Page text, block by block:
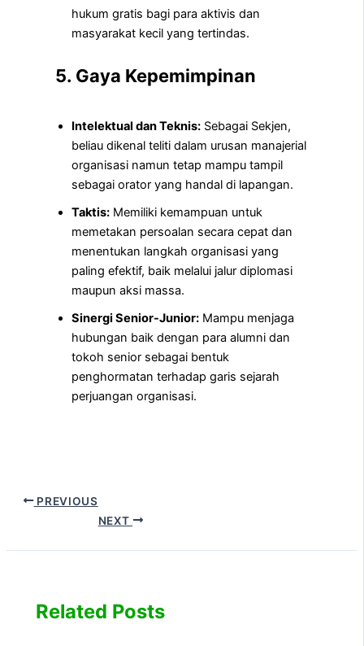
hukum gratis bagi para aktivis dan
masyarakat kecil yang tertindas.
5. Gaya Kepemimpinan
Intelektual dan Teknis: Sebagai Sekjen,
beliau dikenal teliti dalam urusan manajerial
organisasi namun tetap mampu tampil
sebagai orator yang handal di lapangan.
Taktis: Memiliki kemampuan untuk
memetakan persoalan secara cepat dan
menentukan langkah organisasi yang
paling efektif, baik melalui jalur diplomasi
maupun aksi massa.
Sinergi Senior-Junior: Mampu menjaga
hubungan baik dengan para alumni dan
tokoh senior sebagai bentuk
penghormatan terhadap garis sejarah
perjuangan organisasi.
PREVIOUS
NEXT
Related Posts